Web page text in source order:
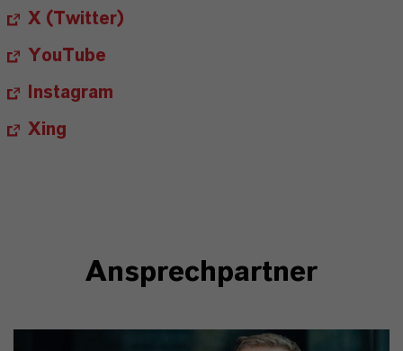
X (Twitter)
YouTube
Instagram
Xing
Ansprechpartner